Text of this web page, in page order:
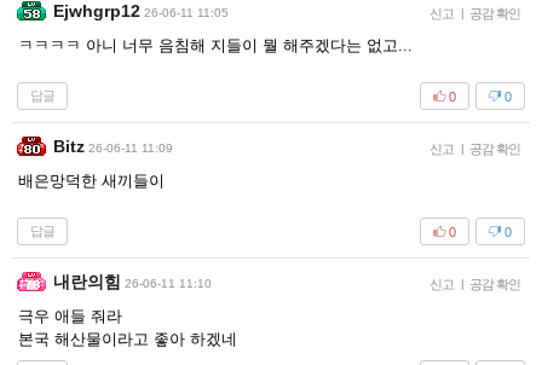
Ejwhgrp12 26-06-11 11:05 신고 | 공감 확인
ㅋㅋㅋㅋ 아니 너무 음침해 지들이 뭘 해주겠다는 없고...
답글 0
0
Bitz 26-06-11 11:09 신고 | 공감 확인
배은망덕한 새끼들이
답글 0
0
내란의힘 26-06-11 11:10 신고 | 공감 확인
극우 애들 줘라
본국 해산물이라고 좋아 하겠네